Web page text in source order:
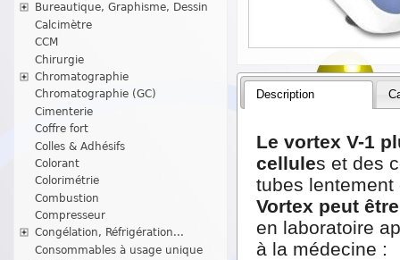
Bureautique, Graphisme, Dessin
Calcimètre
CCM
Chirurgie
Chromatographie
Chromatographie (GC)
Cimenterie
Coffre fort
Colles & Adhésifs
Colorant
Colorimétrie
Combustion
Compresseur
Congélation, Réfrigération...
Consommables à usage unique
Description
Le vortex V-1
cellules et des
tubes
Vortex peut
en laboratoire
à la médecine :